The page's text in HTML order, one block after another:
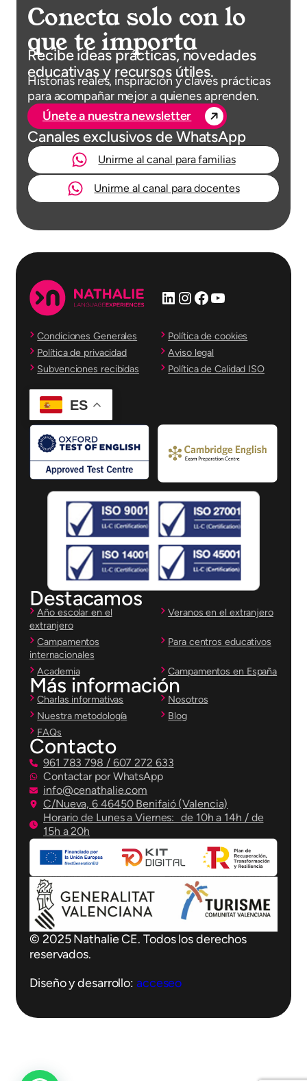
Conecta solo con lo
que te importa
Recibe ideas prácticas, novedades
educativas y recursos útiles.
Historias reales, inspiración y claves prácticas
para acompañar mejor a quienes aprenden.
Únete a nuestra newsletter
Canales exclusivos de WhatsApp
Unirme al canal para familias
Unirme al canal para docentes
LinkedIn
Instagram
Facebook
YouTube
Condiciones Generales
Política de cookies
Política de privacidad
Aviso legal
Subvenciones recibidas
Política de Calidad ISO
ES
Destacamos
Año escolar en el
extranjero
Veranos en el extranjero
Campamentos
internacionales
Para centros educativos
Academia Campamentos en España
Más información
Charlas informativas
Nosotros
Nuestra metodología
Blog
FAQs
Contacto
961 783 798 / 607 272 633
Contactar por WhatsApp
info@cenathalie.com
C/Nueva, 6 46450 Benifaió (Valencia)
Horario de Lunes a Viernes: de 10h a 14h / de
15h a 20h
© 2025 Nathalie CE. Todos los derechos
reservados.
Diseño y desarrollo: acceseo